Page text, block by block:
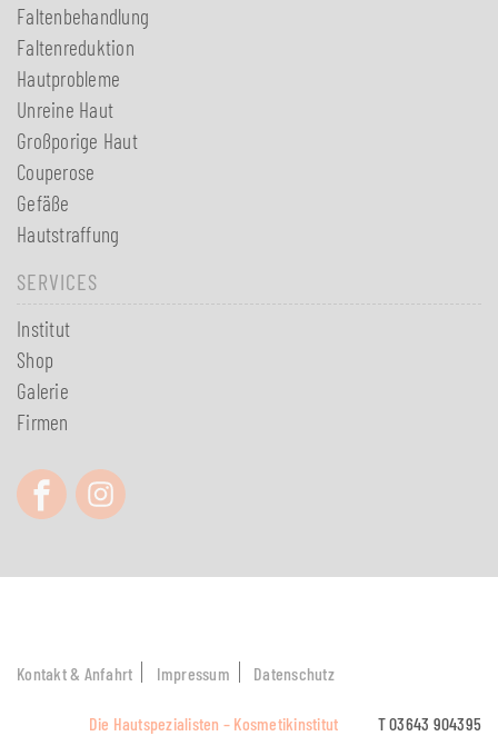
Faltenbehandlung
Faltenreduktion
Hautprobleme
Unreine Haut
Großporige Haut
Couperose
Gefäße
Hautstraffung
SERVICES
Institut
Shop
Galerie
Firmen
Kontakt & Anfahrt Impressum Datenschutz
Die Hautspezialisten – Kosmetikinstitut T 03643 904395